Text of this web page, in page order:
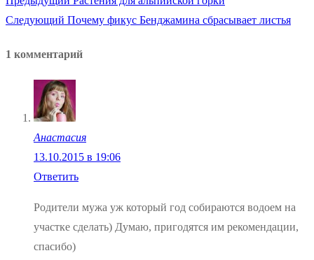
Навигация
записям
запись:
Следующий Следующая
Почему фикус Бенджамина сбрасывает листья
1 комментарий
Анастасия
13.10.2015 в 19:06
Ответить
Родители мужа уж который год собираются водоем на
участке сделать) Думаю, пригодятся им рекомендации,
спасибо)